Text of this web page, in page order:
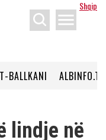
Shqip
menu
BALLKANI ALBINFO.TV
lindje në